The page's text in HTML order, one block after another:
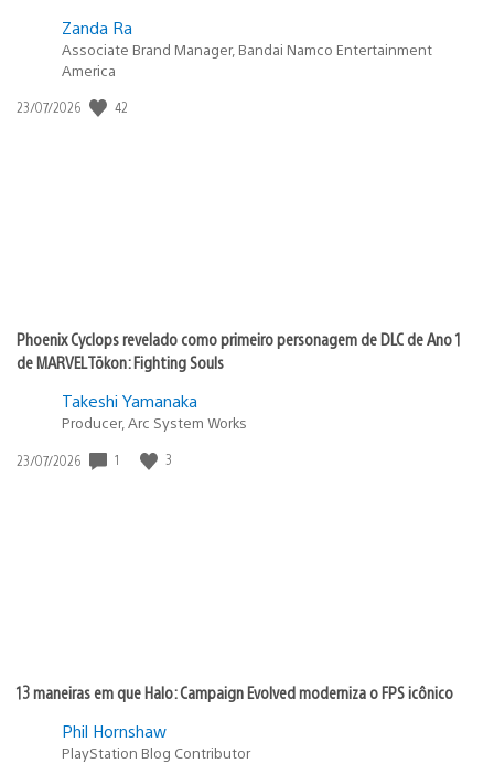
Zanda Ra
Associate Brand Manager, Bandai Namco Entertainment
America
Data
23/07/2026 42
Phoenix Cyclops revelado como primeiro personagem de DLC de Ano 1
de MARVEL Tōkon: Fighting Souls
Takeshi Yamanaka
Producer, Arc System Works
Data
23/07/2026 1 3
13 maneiras em que Halo: Campaign Evolved moderniza o FPS icônico
Phil Hornshaw
PlayStation Blog Contributor